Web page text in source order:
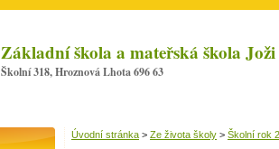
Základní škola a mateřská škola
Školní 318, Hroznová Lhota 696 63
Úvodní stránka > Ze života školy > Školní rok